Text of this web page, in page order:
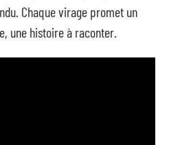
Chaque virage promet un
une histoire à raconter.